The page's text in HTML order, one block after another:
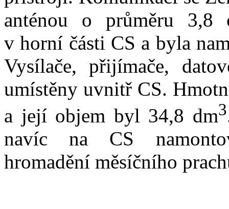
anténou o průměru 3,8
v horní části CS a byla
Vysílače, přijímače,
umístěny uvnitř CS.
a její objem byl 34,8 dm3
navíc na CS
hromadění měsíčního